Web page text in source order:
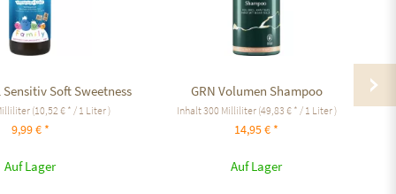
Soft Sweetness
(10,52 € * / 1 Liter )
9,99 € *
Auf Lager
GRN Volumen Shampoo
Inhalt300 Milliliter (49,83 € * / 1 Liter )
14,95 € *
Auf Lager